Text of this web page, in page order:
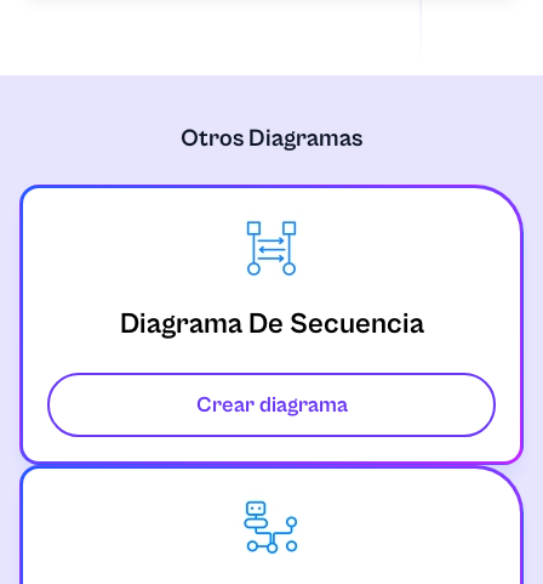
Otros Diagramas
Diagrama De Secuencia
Crear diagrama